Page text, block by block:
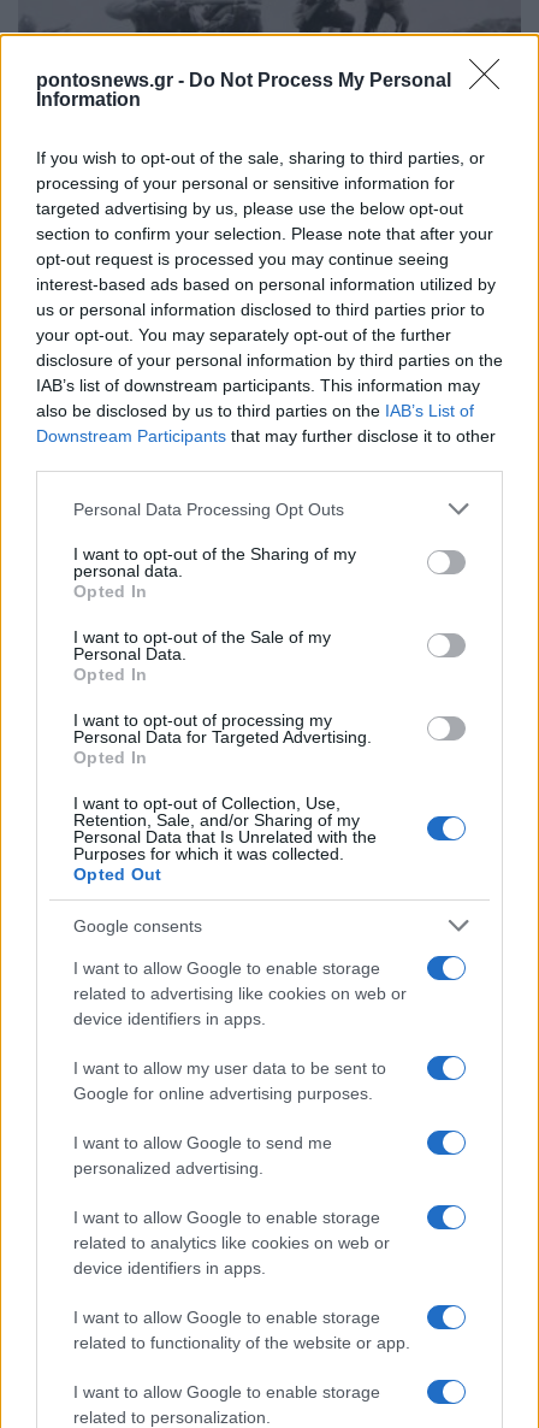
pontosnews.gr - Do Not Process My Personal
Information
If you wish to opt-out of the sale, sharing to third parties, or
processing of your personal or sensitive information for
targeted advertising by us, please use the below opt-out
section to confirm your selection. Please note that after your
opt-out request is processed you may continue seeing
interest-based ads based on personal information utilized by
us or personal information disclosed to third parties prior to
your opt-out. You may separately opt-out of the further
disclosure of your personal information by third parties on the
IAB’s list of downstream participants. This information may
also be disclosed by us to third parties on the IAB’s List of
Downstream Participants that may further disclose it to other
Please note that this website/app uses one or more Google
not limited to your visit or usage behaviour. You may click to
grant or deny consent to Google and its third-party tags to
use your data for below specified purposes in below Google
consent section.
Personal Data Processing Opt Outs
I want to opt-out of the Sharing of my
personal data.
Opted In
I want to opt-out of the Sale of my
Personal Data.
Opted In
I want to opt-out of processing my
Personal Data for Targeted Advertising.
Opted In
I want to opt-out of Collection, Use,
Retention, Sale, and/or Sharing of my
Personal Data that Is Unrelated with the
Purposes for which it was collected.
Opted Out
Google consents
I want to allow Google to enable storage
related to advertising like cookies on web or
device identifiers in apps.
I want to allow my user data to be sent to
Google for online advertising purposes.
I want to allow Google to send me
personalized advertising.
I want to allow Google to enable storage
related to analytics like cookies on web or
device identifiers in apps.
I want to allow Google to enable storage
related to functionality of the website or app.
I want to allow Google to enable storage
related to personalization.
ΕΚΔΗΛΩΣΕΙΣ
Ευστάθιος Πελαγίδης: Παρουσιάζεται το τελευταίο βιβλίο
του για τη Μικρασιατική Καταστροφή
20/09/2024 - 5:32μμ
ΣΑΝ ΣΗΜΕΡΑ...ΣΤΟΝ ΠΟΝΤΟ ΚΑΙ ΑΛΛΟΥ
Νικόλαος Λεοντίδης: Σαν σήμερα πέθανε ο πρώτος
πρόεδρος της Εθνοσυνέλευσης των Ποντίων στο Βατούμ
11/08/2024 - 10:15πμ
ΠΟΝΤΟΣ
Η Επιτροπή Ποντιακών Μελετών για την εκδημία του Στάθη
Πελαγίδη: Φτωχαίνει ο ποντιακός κόσμος, αλλά μένει ένα
1/03/2024 - 3:17μμ